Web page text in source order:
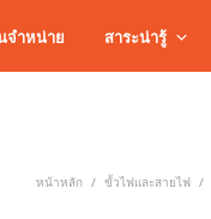
จำหน่าย สาระน่ารู้
หน้าหลัก / ขั้วไฟและสายไฟ /